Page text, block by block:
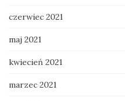
czerwiec 2021
maj 2021
kwiecień 2021
marzec 2021